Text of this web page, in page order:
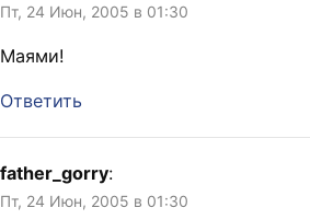
Пт, 24 Июн, 2005 в 01:30
Маями!
Ответить
father_gorry:
Пт, 24 Июн, 2005 в 01:30